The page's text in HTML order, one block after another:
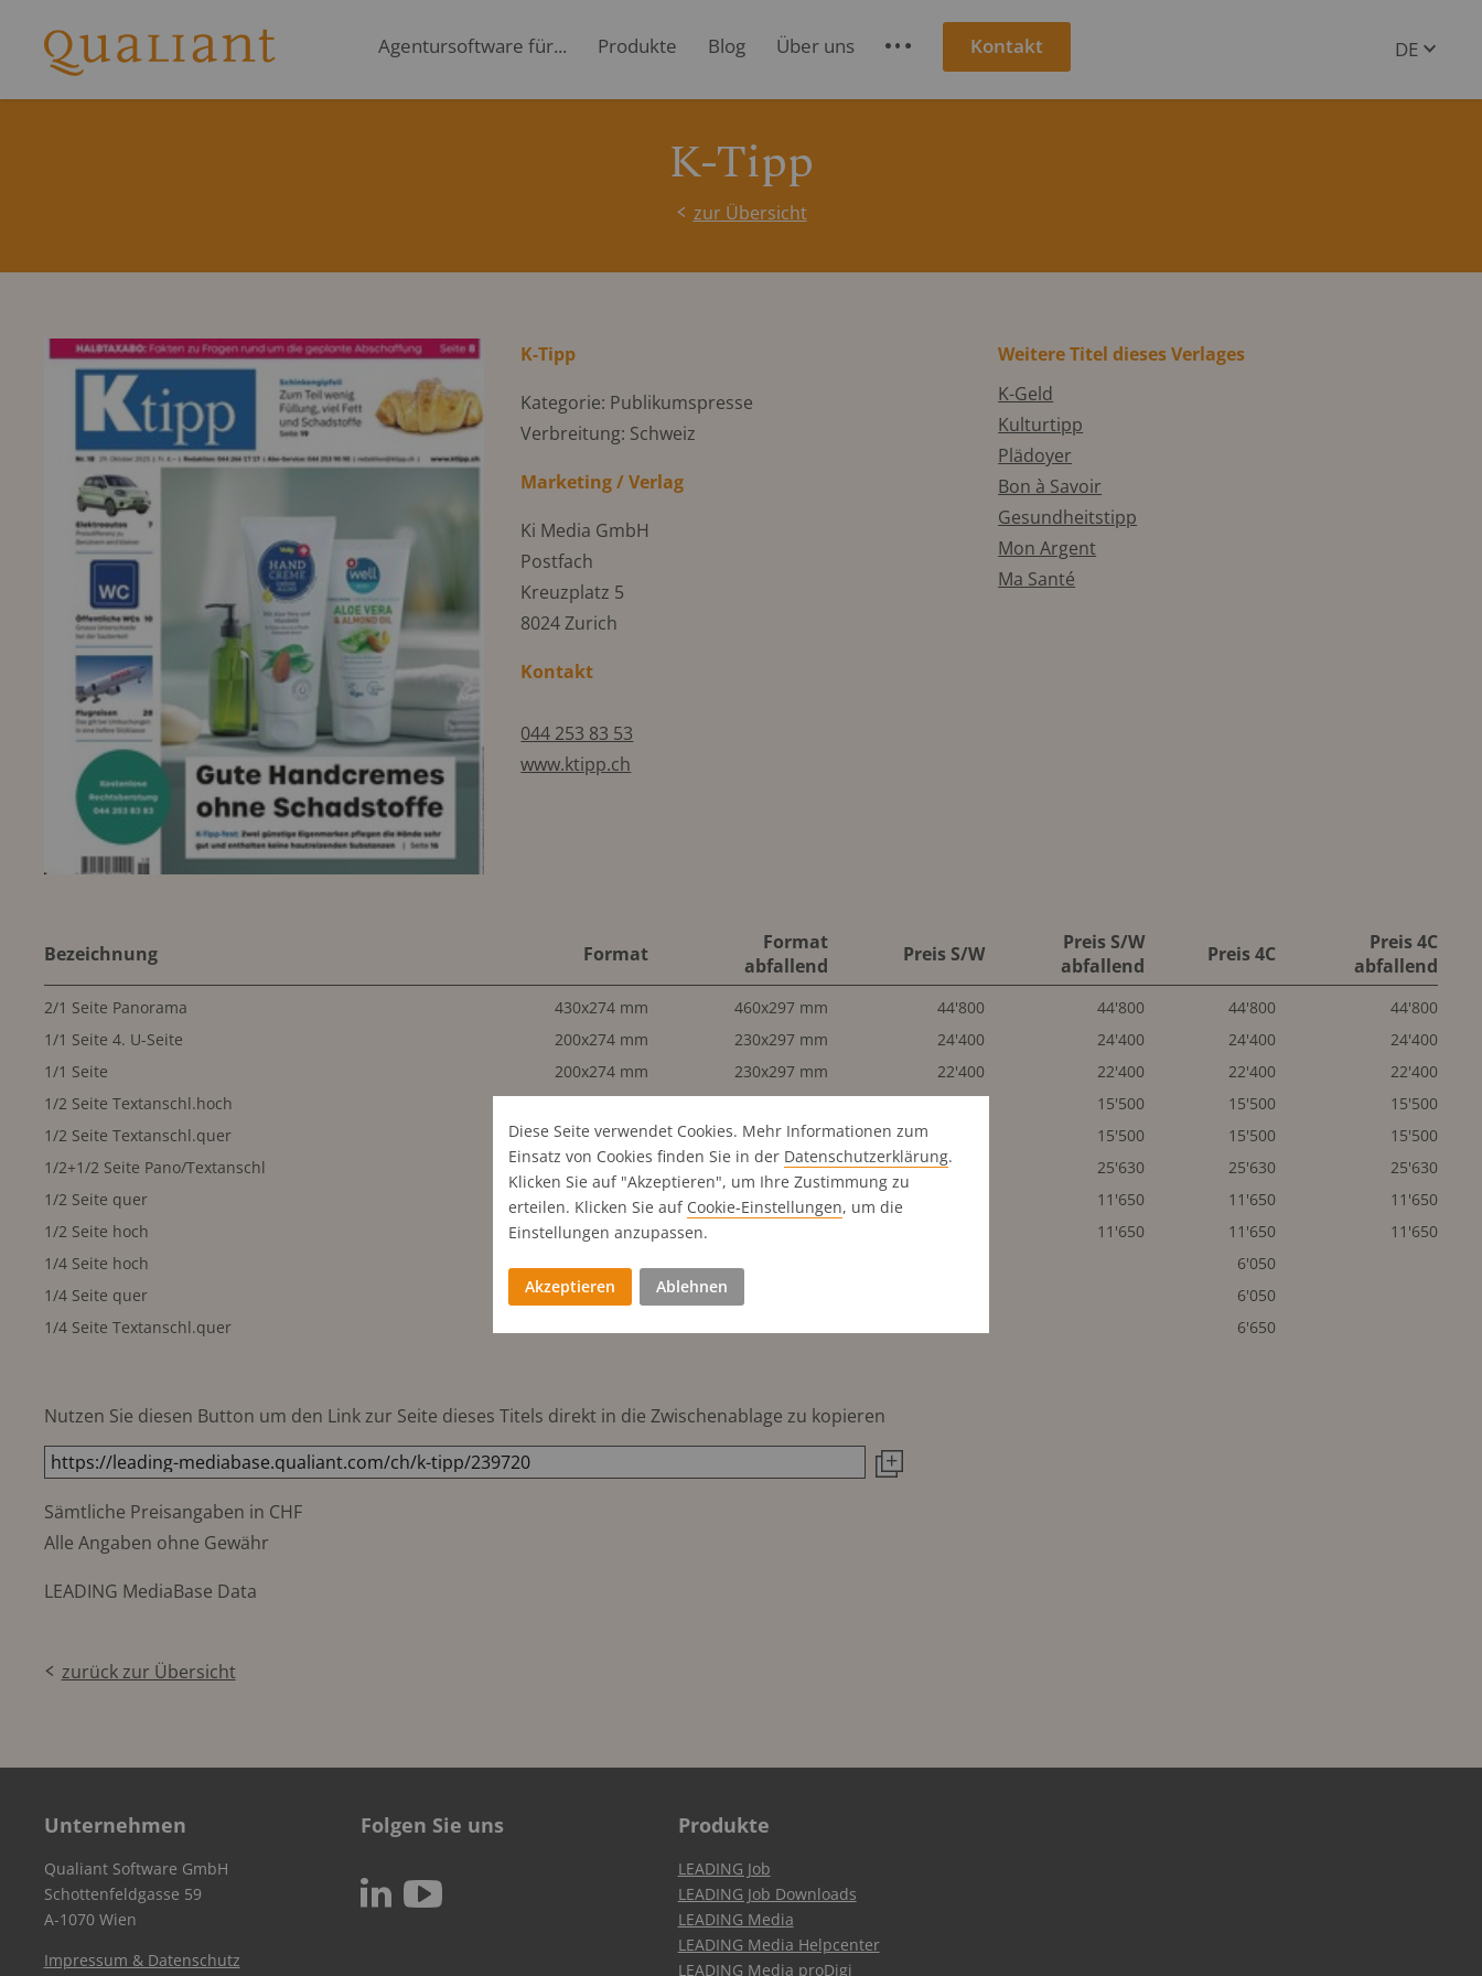
Agentursoftware für... Produkte Blog Über uns S Kontakt
DE
K-Tipp
zur Übersicht
K-Tipp
Kategorie: Publikumspresse
Verbreitung: Schweiz
Marketing / Verlag
Ki Media GmbH
Postfach
Kreuzplatz 5
8024 Zurich
Kontakt
044 253 83 53
www.ktipp.ch
Weitere Titel dieses Verlages
K-Geld
Kulturtipp
Plädoyer
Bon à Savoir
Gesundheitstipp
Mon Argent
Ma Santé
Bezeichnung Format
Format
abfallend
Preis S/W
Preis S/W
abfallend
Preis 4C
Preis 4C
abfallend
2/1 Seite Panorama 430x274 mm 460x297 mm 44'800 44'800 44'800
44'800
1/1 Seite 4. U-Seite
200x274 mm 230x297 mm 24'400 24'400 24'400
24'400
1/1 Seite
200x274 mm 230x297 mm 22'400 22'400 22'400
22'400
1/2 Seite Textanschl.hoch
100x274 mm 113x297 mm 15'500 15'500 15'500
15'500
1/2 Seite Textanschl.quer
200x135 mm 230x145 mm 15'500 15'500
15'500
1/2+1/2 Seite Pano/Textanschl
430x135 mm 460x145 mm 25'630 25'630 25'630
25'630
1/2 Seite quer
200x135 mm 230x145 mm 11'650 11'650
11'650
1/2 Seite hoch
100x274 mm 11'650 11'650
11'650
1/4 Seite hoch
6'050
1/4 Seite quer
200x65 mm
6'050
1/4 Seite Textanschl.quer
6'650
Nutzen Sie diesen Button um den Link zur Seite dieses Titels direkt in die Zwischenablage zu kopieren
Sämtliche Preisangaben in CHF
Alle Angaben ohne Gewähr
LEADING MediaBase Data
zurück zur Übersicht
Unternehmen
Qualiant Software GmbH
Schottenfeldgasse 59
A-1070 Wien
Impressum & Datenschutz
Folgen Sie uns
N c
Produkte
LEADING Job
LEADING Job Downloads
LEADING Media
LEADING Media Helpcenter
LEADING Media proDigi
Diese Seite verwendet Cookies. Mehr Informationen zum
Einsatz von Cookies finden Sie in der Datenschutz­erklärung.
Klicken Sie auf "Akzeptieren", um Ihre Zustimmung zu
erteilen. Klicken Sie auf Cookie-Einstellungen, um die
Einstellungen anzupassen.
Akzeptieren Ablehnen